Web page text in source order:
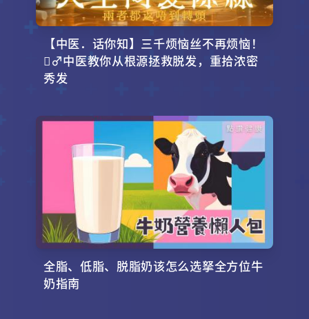
【中医．话你知】三千烦恼丝不再烦恼！
‍♂️中医教你从根源拯救脱发，重拾浓密
秀发
全脂、低脂、脱脂奶该怎么选拏全方位牛
奶指南